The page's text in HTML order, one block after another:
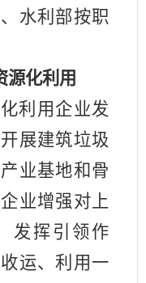
水利部按职
源化利用
利用企业发
展建筑垃圾
业基地和骨
业增强对上
发挥引领作
运、利用一